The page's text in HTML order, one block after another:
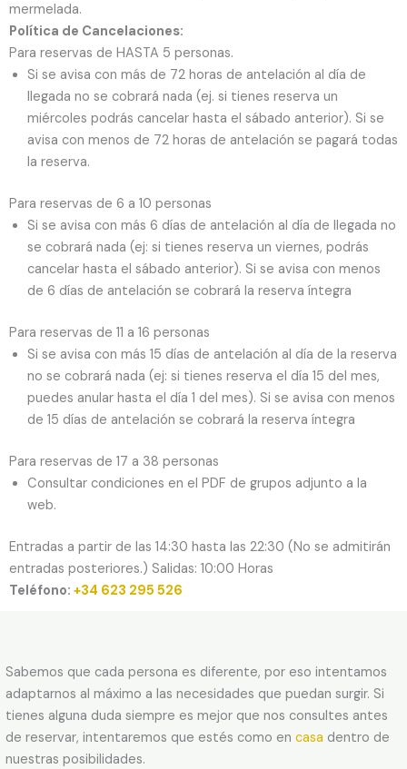
mermelada.
Política de Cancelaciones:
Para reservas de HASTA 5 personas.
Si se avisa con más de 72 horas de antelación al día de
llegada no se cobrará nada (ej. si tienes reserva un
miércoles podrás cancelar hasta el sábado anterior). Si se
avisa con menos de 72 horas de antelación se pagará todas
la reserva.
Para reservas de 6 a 10 personas
Si se avisa con más 6 días de antelación al día de llegada no
se cobrará nada (ej: si tienes reserva un viernes, podrás
cancelar hasta el sábado anterior). Si se avisa con menos
de 6 días de antelación se cobrará la reserva íntegra
Para reservas de 11 a 16 personas
Si se avisa con más 15 días de antelación al día de la reserva
no se cobrará nada (ej: si tienes reserva el día 15 del mes,
puedes anular hasta el día 1 del mes). Si se avisa con menos
de 15 días de antelación se cobrará la reserva íntegra
Para reservas de 17 a 38 personas
Consultar condiciones en el PDF de grupos adjunto a la
web.
Entradas a partir de las 14:30 hasta las 22:30 (No se admitirán
entradas posteriores.) Salidas: 10:00 Horas
Teléfono: +34 623 295 526
Sabemos que cada persona es diferente, por eso intentamos
adaptarnos al máximo a las necesidades que puedan surgir. Si
tienes alguna duda siempre es mejor que nos consultes antes
de reservar, intentaremos que estés como en casa dentro de
nuestras posibilidades.